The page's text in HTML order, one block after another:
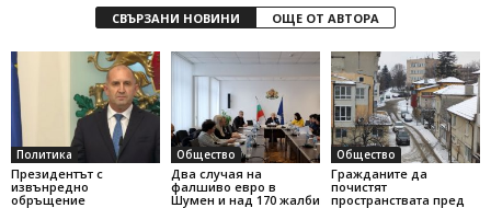
СВЪРЗАНИ НОВИНИ ОЩЕ ОТ АВТОРА
Политика
Президентът с
извънредно
обръщение
Общество
Два случая на
фалшиво евро в
Шумен и над 170 жалби
Общество
Гражданите да
почистят
пространствата пред